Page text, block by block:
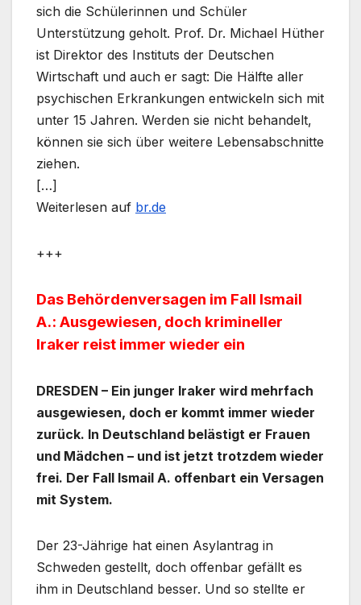
sich die Schülerinnen und Schüler
Unterstützung geholt. Prof. Dr. Michael Hüther
ist Direktor des Instituts der Deutschen
Wirtschaft und auch er sagt: Die Hälfte aller
psychischen Erkrankungen entwickeln sich mit
unter 15 Jahren. Werden sie nicht behandelt,
können sie sich über weitere Lebensabschnitte
ziehen.
[…]
Weiterlesen auf br.de
+++
Das Behördenversagen im Fall Ismail
A.: Ausgewiesen, doch krimineller
Iraker reist immer wieder ein
DRESDEN – Ein junger Iraker wird mehrfach
ausgewiesen, doch er kommt immer wieder
zurück. In Deutschland belästigt er Frauen
und Mädchen – und ist jetzt trotzdem wieder
frei. Der Fall Ismail A. offenbart ein Versagen
mit System.
Der 23-Jährige hat einen Asylantrag in
Schweden gestellt, doch offenbar gefällt es
ihm in Deutschland besser. Und so stellte er